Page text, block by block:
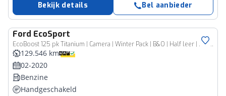
Bekijk details Bel aanbieder
Ford EcoSport
EcoBoost 125 pk Titanium | Camera | Winter Pack | B&O | Half leer | Keyless Entry | Trekhaak | Blis |
129.546 km
02-2020
Benzine
Handgeschakeld